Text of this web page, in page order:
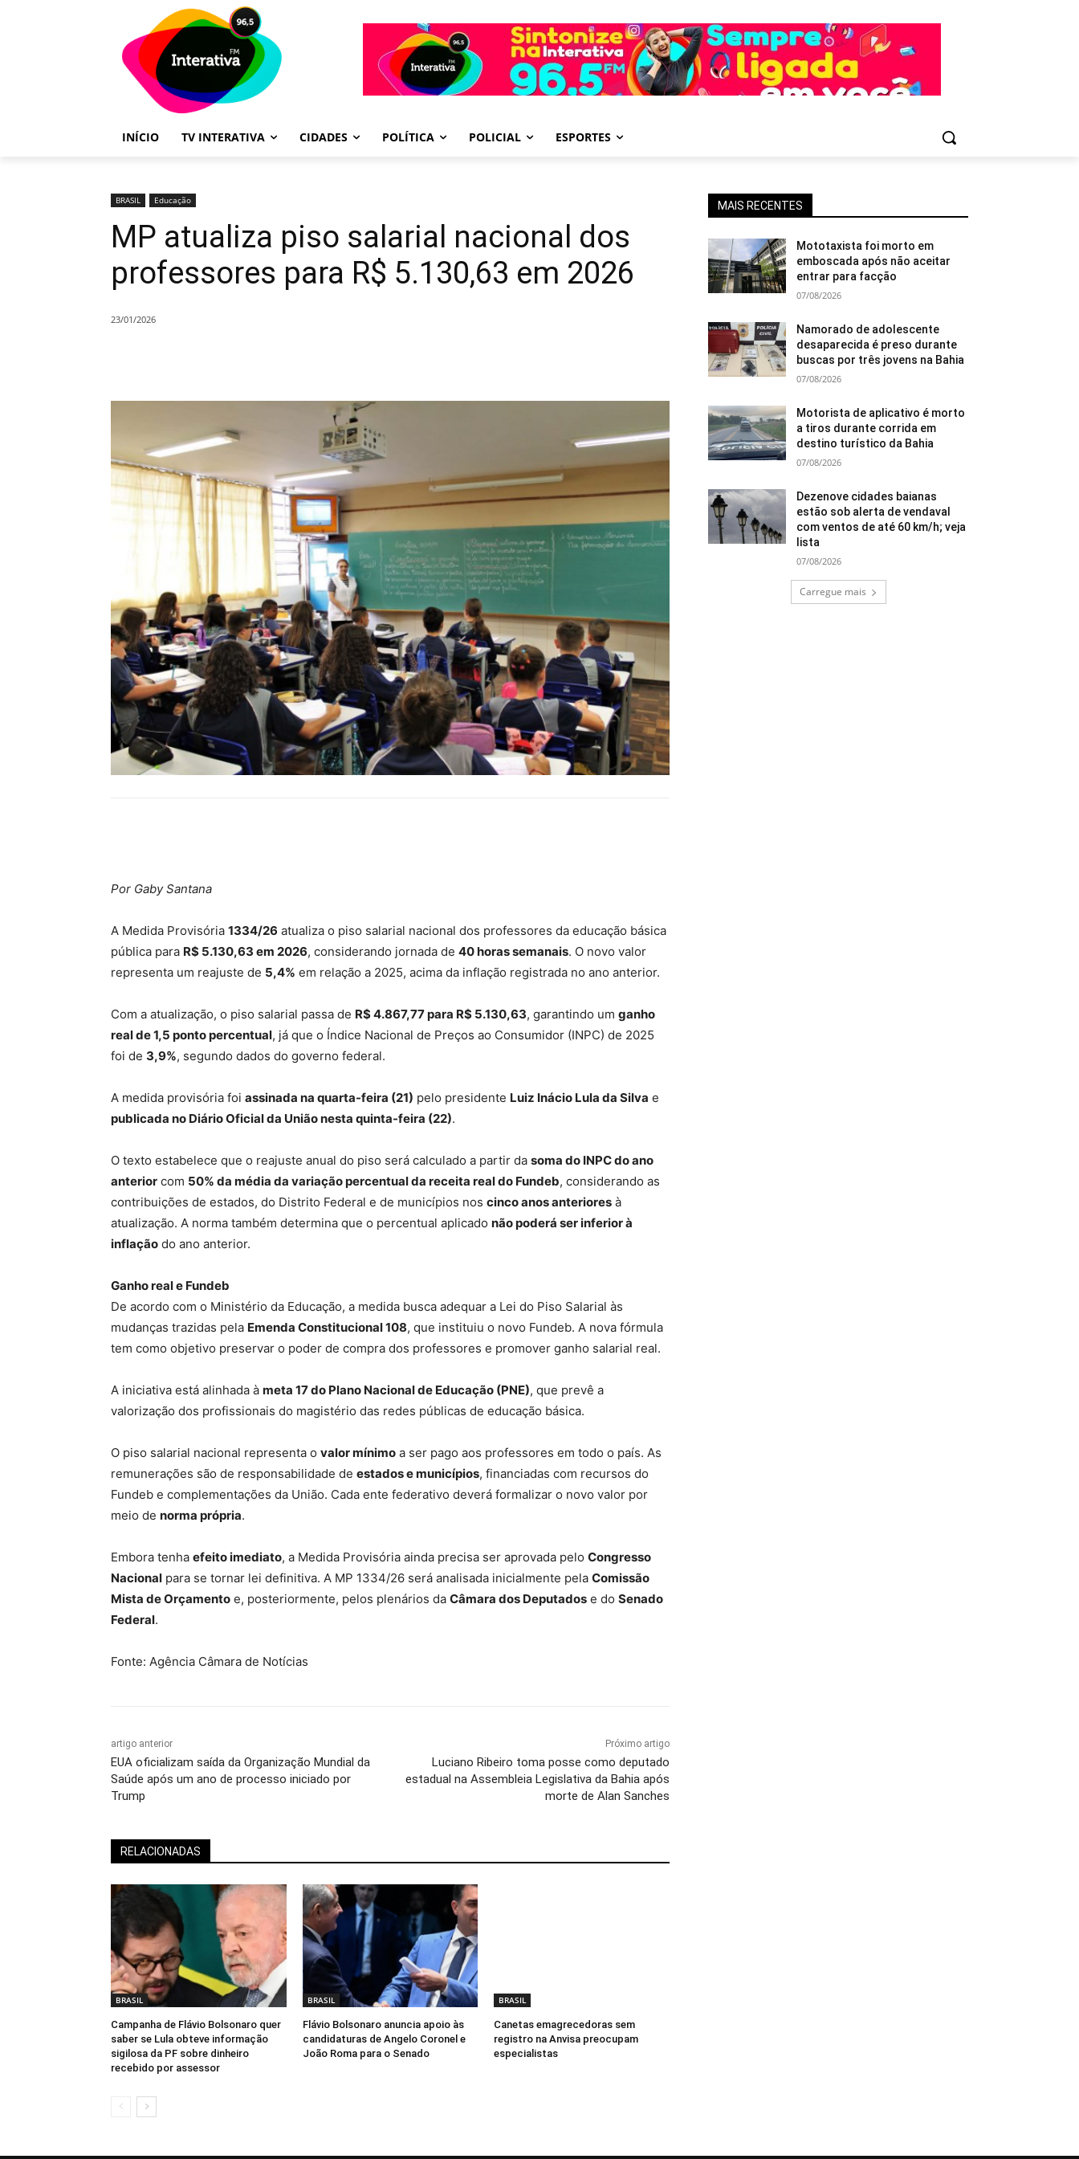
INÍCIO TV INTERATIVA CIDADES POLÍTICA POLICIAL ESPORTES
BRASIL Educação
MP atualiza piso salarial nacional dos
professores para R$ 5.130,63 em 2026
23/01/2026
Por Gaby Santana
A Medida Provisória 1334/26 atualiza o piso salarial nacional dos professores da educação básica
pública para R$ 5.130,63 em 2026, considerando jornada de 40 horas semanais. O novo valor
representa um reajuste de 5,4% em relação a 2025, acima da inflação registrada no ano anterior.
Com a atualização, o piso salarial passa de R$ 4.867,77 para R$ 5.130,63, garantindo um ganho
real de 1,5 ponto percentual, já que o Índice Nacional de Preços ao Consumidor (INPC) de 2025
foi de 3,9%, segundo dados do governo federal.
A medida provisória foi assinada na quarta-feira (21) pelo presidente Luiz Inácio Lula da Silva e
publicada no Diário Oficial da União nesta quinta-feira (22).
O texto estabelece que o reajuste anual do piso será calculado a partir da soma do INPC do ano
anterior com 50% da média da variação percentual da receita real do Fundeb, considerando as
contribuições de estados, do Distrito Federal e de municípios nos cinco anos anteriores à
atualização. A norma também determina que o percentual aplicado não poderá ser inferior à
inflação do ano anterior.
Ganho real e Fundeb
De acordo com o Ministério da Educação, a medida busca adequar a Lei do Piso Salarial às
mudanças trazidas pela Emenda Constitucional 108, que instituiu o novo Fundeb. A nova fórmula
tem como objetivo preservar o poder de compra dos professores e promover ganho salarial real.
A iniciativa está alinhada à meta 17 do Plano Nacional de Educação (PNE), que prevê a
valorização dos profissionais do magistério das redes públicas de educação básica.
O piso salarial nacional representa o valor mínimo a ser pago aos professores em todo o país. As
remunerações são de responsabilidade de estados e municípios, financiadas com recursos do
Fundeb e complementações da União. Cada ente federativo deverá formalizar o novo valor por
meio de norma própria.
Embora tenha efeito imediato, a Medida Provisória ainda precisa ser aprovada pelo Congresso
Nacional para se tornar lei definitiva. A MP 1334/26 será analisada inicialmente pela Comissão
Mista de Orçamento e, posteriormente, pelos plenários da Câmara dos Deputados e do Senado
Federal.
Fonte: Agência Câmara de Notícias
artigo anterior
EUA oficializam saída da Organização Mundial da
Saúde após um ano de processo iniciado por
Trump
Próximo artigo
Luciano Ribeiro toma posse como deputado
estadual na Assembleia Legislativa da Bahia após
morte de Alan Sanches
RELACIONADAS
BRASIL
Campanha de Flávio Bolsonaro quer
saber se Lula obteve informação
sigilosa da PF sobre dinheiro
recebido por assessor
BRASIL
Flávio Bolsonaro anuncia apoio às
candidaturas de Angelo Coronel e
João Roma para o Senado
BRASIL
Canetas emagrecedoras sem
registro na Anvisa preocupam
especialistas
MAIS RECENTES
Mototaxista foi morto em
emboscada após não aceitar
entrar para facção
07/08/2026
Namorado de adolescente
desaparecida é preso durante
buscas por três jovens na Bahia
07/08/2026
Motorista de aplicativo é morto
a tiros durante corrida em
destino turístico da Bahia
07/08/2026
Dezenove cidades baianas
estão sob alerta de vendaval
com ventos de até 60 km/h; veja
lista
07/08/2026
Carregue mais